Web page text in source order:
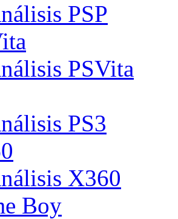
PSP
PSVita
PS3
X360
Boy